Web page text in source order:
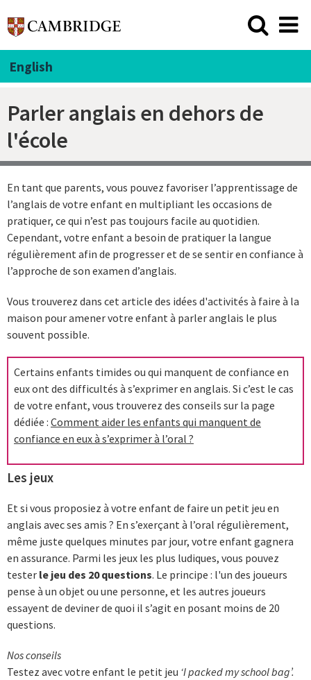
English
Parler anglais en dehors de
l'école
En tant que parents, vous pouvez favoriser l’apprentissage de
l’anglais de votre enfant en multipliant les occasions de
pratiquer, ce qui n’est pas toujours facile au quotidien.
Cependant, votre enfant a besoin de pratiquer la langue
régulièrement afin de progresser et de se sentir en confiance à
l’approche de son examen d’anglais.
Vous trouverez dans cet article des idées d'activités à faire à la
maison pour amener votre enfant à parler anglais le plus
souvent possible.
Certains enfants timides ou qui manquent de confiance en
eux ont des difficultés à s’exprimer en anglais. Si c’est le cas
de votre enfant, vous trouverez des conseils sur la page
dédiée : Comment aider les enfants qui manquent de
confiance en eux à s’exprimer à l’oral ?
Les jeux
Et si vous proposiez à votre enfant de faire un petit jeu en
anglais avec ses amis ? En s’exerçant à l’oral régulièrement,
même juste quelques minutes par jour, votre enfant gagnera
en assurance. Parmi les jeux les plus ludiques, vous pouvez
tester le jeu des 20 questions. Le principe : l'un des joueurs
pense à un objet ou une personne, et les autres joueurs
essayent de deviner de quoi il s’agit en posant moins de 20
questions.
Nos conseils
Testez avec votre enfant le petit jeu ‘I packed my school bag’.